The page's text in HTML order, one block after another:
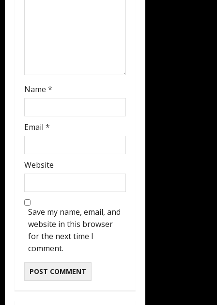
Name *
Email *
Website
Save my name, email, and
website in this browser
for the next time I
comment.